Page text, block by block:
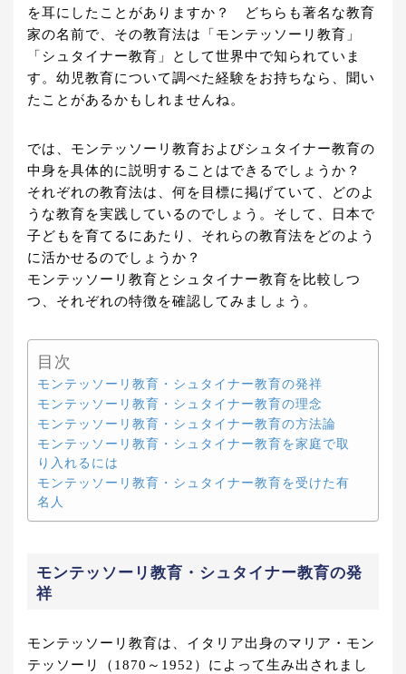
を耳にしたことがありますか？ どちらも著名な教育
家の名前で、その教育法は「モンテッソーリ教育」
「シュタイナー教育」として世界中で知られていま
す。幼児教育について調べた経験をお持ちなら、聞い
たことがあるかもしれませんね。
では、モンテッソーリ教育およびシュタイナー教育の
中身を具体的に説明することはできるでしょうか？
それぞれの教育法は、何を目標に掲げていて、どのよ
うな教育を実践しているのでしょう。そして、日本で
子どもを育てるにあたり、それらの教育法をどのよう
に活かせるのでしょうか？
モンテッソーリ教育とシュタイナー教育を比較しつ
つ、それぞれの特徴を確認してみましょう。
目次
モンテッソーリ教育・シュタイナー教育の発祥
モンテッソーリ教育・シュタイナー教育の理念
モンテッソーリ教育・シュタイナー教育の方法論
モンテッソーリ教育・シュタイナー教育を家庭で取
り入れるには
モンテッソーリ教育・シュタイナー教育を受けた有
名人
モンテッソーリ教育・シュタイナー教育の発
祥
モンテッソーリ教育は、イタリア出身のマリア・モン
テッソーリ（1870～1952）によって生み出されまし